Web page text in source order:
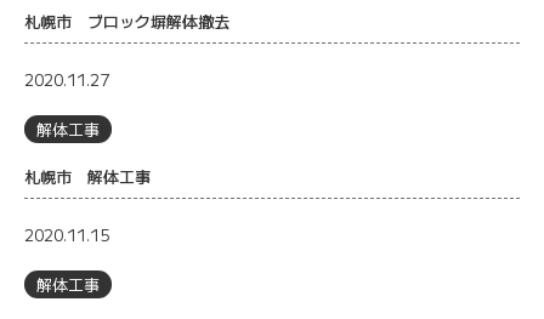
札幌市 ブロック塀解体撤去
2020.11.27
解体工事
札幌市 解体工事
2020.11.15
解体工事